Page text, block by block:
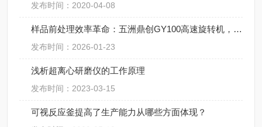
发布时间：2020-04-08
样品前处理效率革命：五洲鼎创GY100高速旋转机，精准研磨赋能多行业科研检测
发布时间：2026-01-23
浅析超离心研磨仪的工作原理
发布时间：2023-03-15
可视反应釜提高了生产能力从哪些方面体现？